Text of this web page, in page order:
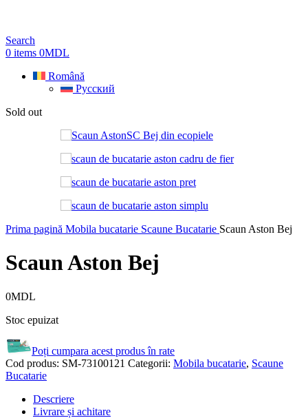
Search
0 items 0MDL
Română
Русский
Sold out
Prima pagină Mobila bucatarie Scaune Bucatarie Scaun Aston Bej
Scaun Aston Bej
0MDL
Stoc epuizat
Poți cumpara acest produs în rate
Cod produs: SM-73100121 Categorii: Mobila bucatarie, Scaune
Bucatarie
Descriere
Livrare și achitare